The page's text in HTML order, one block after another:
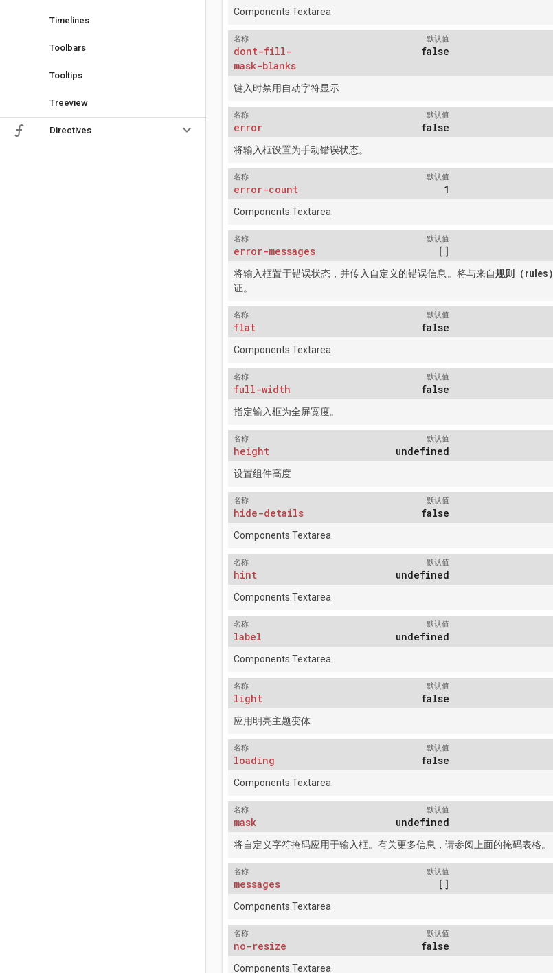
Timelines
Toolbars
Tooltips
Treeview
Directives keyboard_arrow_down
Components.Textarea.
名称
dont-fill-
mask-blanks
默认值
false
键入时禁用自动字符显示
名称
error
默认值
false
将输入框设置为手动错误状态。
名称
error-count
默认值
1
Components.Textarea.
名称
error-messages
默认值
[]
将输入框置于错误状态，并传入自定义的错误信息。将与来自规则（rules）
证。
名称
flat
默认值
false
Components.Textarea.
名称
full-width
默认值
false
指定输入框为全屏宽度。
名称
height
默认值
undefined
设置组件高度
名称
hide-details
默认值
false
Components.Textarea.
名称
hint
默认值
undefined
Components.Textarea.
名称
label
默认值
undefined
Components.Textarea.
名称
light
默认值
false
应用明亮主题变体
名称
loading
默认值
false
Components.Textarea.
名称
mask
默认值
undefined
将自定义字符掩码应用于输入框。有关更多信息，请参阅上面的掩码表格。
名称
messages
默认值
[]
Components.Textarea.
名称
no-resize
默认值
false
Components.Textarea.